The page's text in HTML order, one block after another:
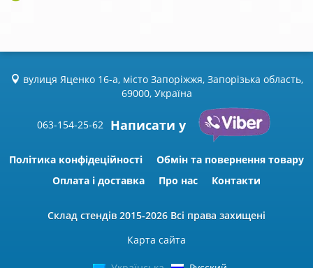
вулиця Яценко 16-а, місто Запоріжжя, Запорізька область,
69000, Україна
063-154-25-62 Написати у
Політика конфідеційності
Обмін та повернення товару
Оплата і доставка
Про нас Контакти
Склад стендів 2015-2026 Всі права захищені
Карта сайта